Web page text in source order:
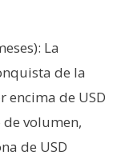
La
de la
encima de USD
volumen,
de USD